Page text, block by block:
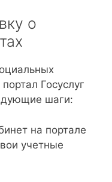
о
Госуслуг
шаги:
на портале
учетные